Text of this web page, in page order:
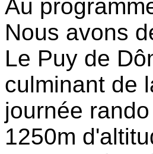
Au
Nous avons
Le Puy de
culminant de
journée
1250m